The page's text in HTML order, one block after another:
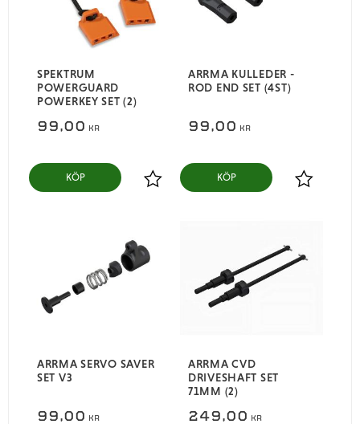
SPEKTRUM
POWERGUARD
POWERKEY SET (2)
99,00 KR
Lägg till i favoriter
KÖP
ARRMA KULLEDER -
ROD END SET (4ST)
99,00 KR
Lägg till i
KÖP
ARRMA SERVO SAVER
SET V3
99,00 KR
ARRMA CVD
DRIVESHAFT SET
71MM (2)
249,00 KR